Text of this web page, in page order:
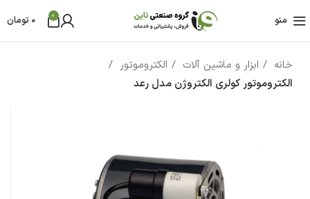
منو 0
0 تومان
خانه ابزار و ماشین آلات
الکتروموتور
الکتروموتور کولری الکتروژن مدل رعد